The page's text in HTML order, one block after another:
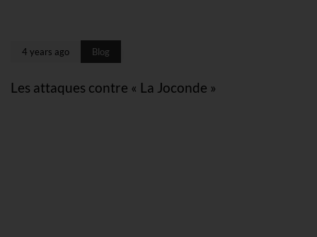
4 years ago Blog
Les attaques contre « La Joconde »